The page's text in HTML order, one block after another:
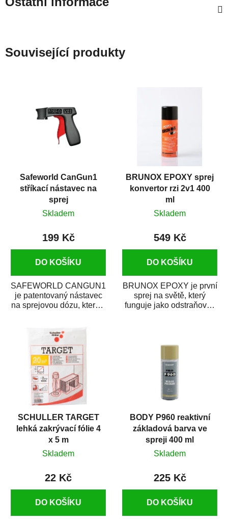
Související produkty
Safeworld CanGun1
stříkací nástavec na
sprej
Skladem
199 Kč
DO KOŠÍKU
SAFEWORLD CANGUN1
je patentovaný nástavec
na sprejovou dózu, který ji
BRUNOX EPOXY sprej
konvertor rzi 2v1 400
ml
Skladem
549 Kč
DO KOŠÍKU
BRUNOX EPOXY je první
sprej na světě, který
funguje jako odstraňovač
SCHULLER TARGET
lehká zakrývací fólie 4
x 5 m
Skladem
22 Kč
DO KOŠÍKU
BODY P960 reaktivní
základová barva ve
spreji 400 ml
Skladem
225 Kč
DO KOŠÍKU